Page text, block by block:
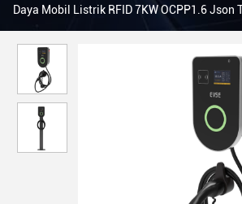
Daya Mobil Listrik RFID 7KW OCPP1.6 Json